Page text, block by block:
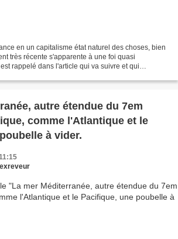
en un capitalisme état naturel des choses, bien
très récente s'apparente à une foi quasi
rappelé dans l'article qui va suivre et qui
autre étendue du 7em
comme l'Atlantique et le
à vider.